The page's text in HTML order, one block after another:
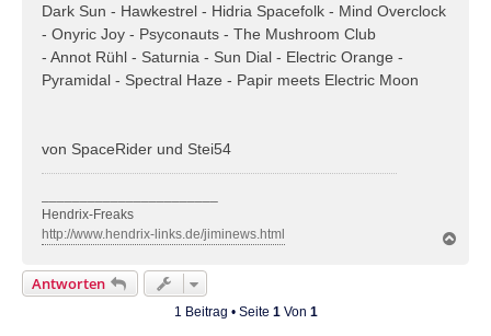
a
g
Dark Sun - Hawkestrel - Hidria Spacefolk - Mind Overclock
- Onyric Joy - Psyconauts - The Mushroom Club
- Annot Rühl - Saturnia - Sun Dial - Electric Orange -
Pyramidal - Spectral Haze - Papir meets Electric Moon
von SpaceRider und Stei54
Hendrix-Freaks
http://www.hendrix-links.de/jiminews.html
Antworten
1 Beitrag • Seite 1 Von 1